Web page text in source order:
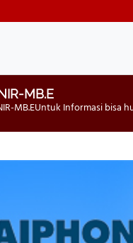
MB.E
MB.EUntuk Informasi bisa